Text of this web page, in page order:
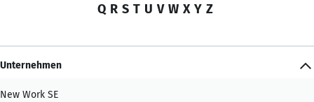
Q R S T U V W X Y Z
Unternehmen
New Work SE